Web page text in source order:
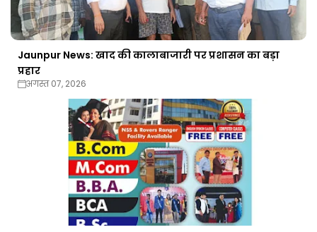
Jaunpur News: खाद की कालाबाजारी पर प्रशासन का बड़ा
प्रहार
अगस्त 07, 2026